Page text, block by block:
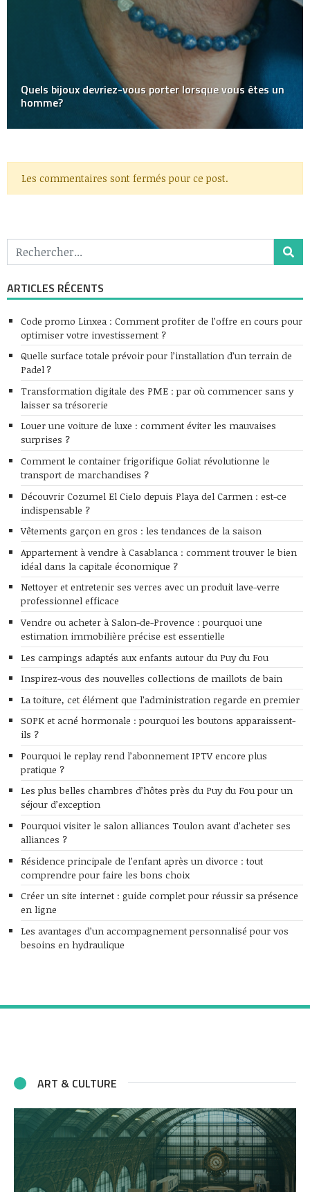
Quels bijoux devriez-vous porter lorsque vous êtes un
homme?
Les commentaires sont fermés pour ce post.
ARTICLES RÉCENTS
Code promo Linxea : Comment profiter de l’offre en cours pour
optimiser votre investissement ?
Quelle surface totale prévoir pour l’installation d’un terrain de
Padel ?
Transformation digitale des PME : par où commencer sans y
laisser sa trésorerie
Louer une voiture de luxe : comment éviter les mauvaises
surprises ?
Comment le container frigorifique Goliat révolutionne le
transport de marchandises ?
Découvrir Cozumel El Cielo depuis Playa del Carmen : est-ce
indispensable ?
Vêtements garçon en gros : les tendances de la saison
Appartement à vendre à Casablanca : comment trouver le bien
idéal dans la capitale économique ?
Nettoyer et entretenir ses verres avec un produit lave-verre
professionnel efficace
Vendre ou acheter à Salon-de-Provence : pourquoi une
estimation immobilière précise est essentielle
Les campings adaptés aux enfants autour du Puy du Fou
Inspirez-vous des nouvelles collections de maillots de bain
La toiture, cet élément que l’administration regarde en premier
SOPK et acné hormonale : pourquoi les boutons apparaissent-
ils ?
Pourquoi le replay rend l’abonnement IPTV encore plus
pratique ?
Les plus belles chambres d’hôtes près du Puy du Fou pour un
séjour d’exception
Pourquoi visiter le salon alliances Toulon avant d’acheter ses
alliances ?
Résidence principale de l’enfant après un divorce : tout
comprendre pour faire les bons choix
Créer un site internet : guide complet pour réussir sa présence
en ligne
Les avantages d’un accompagnement personnalisé pour vos
besoins en hydraulique
ART & CULTURE